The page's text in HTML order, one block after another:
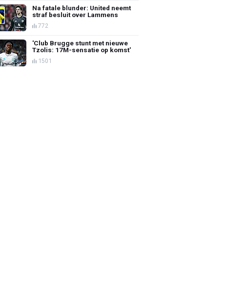
Na fatale blunder: United neemt
straf besluit over Lammens
772
'Club Brugge stunt met nieuwe
Tzolis: 17M-sensatie op komst'
1501